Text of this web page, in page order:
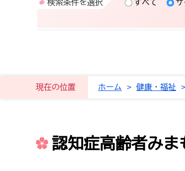
検索条件を選択 すべて
現在の位置 ホーム > 健康・福祉 >
認知症高齢者み